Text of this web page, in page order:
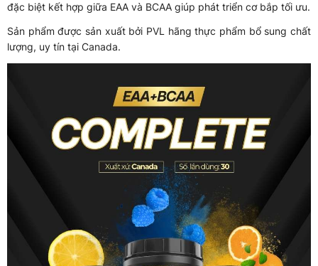
đặc biệt kết hợp giữa EAA và BCAA giúp phát triển cơ bắp tối ưu.
Sản phẩm được sản xuất bởi PVL hãng thực phẩm bổ sung chất
lượng, uy tín tại Canada.